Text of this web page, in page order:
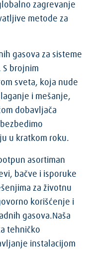
zagrevanje
metode za
gasova za sisteme
S brojnim
sveta, koja nude
i mešanje,
dobavljača
u kratkom roku.
asortiman
bačve i isporuke
za životnu
korišćenje i
gasova.Naša
tehničko
instalacijom